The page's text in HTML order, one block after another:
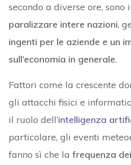
secondo a diverse ore, sono
paralizzare intere nazioni,
ingenti per le aziende e un
sull’economia in generale.
Fattori come la crescente
gli attacchi fisici e
il ruolo dell’intelligenza
particolare, gli eventi
fanno sì che lafrequenza